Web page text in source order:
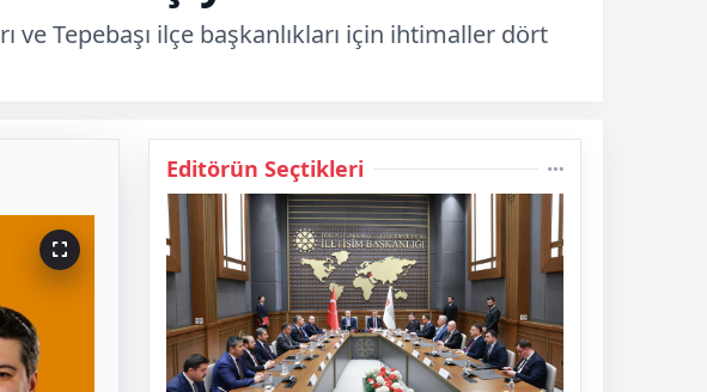
ve Tepebaşı ilçe başkanlıkları için ihtimaller dört
Editörün Seçtikleri